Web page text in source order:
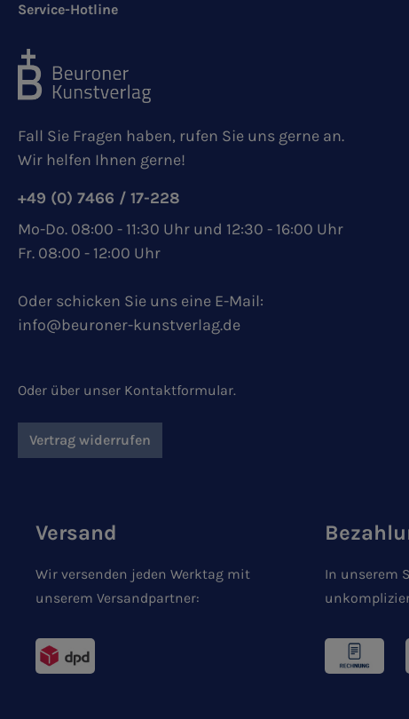
Service-Hotline
Fall Sie Fragen haben, rufen Sie uns gerne an.
Wir helfen Ihnen gerne!
+49 (0) 7466 / 17-228
Mo-Do. 08:00 - 11:30 Uhr und 12:30 - 16:00 Uhr
Fr. 08:00 - 12:00 Uhr
Oder schicken Sie uns eine E-Mail:
info@beuroner-kunstverlag.de
Oder über unser Kontaktformular.
Vertrag widerrufen
Versand
Wir versenden jeden Werktag mit
unserem Versandpartner:
In unserem